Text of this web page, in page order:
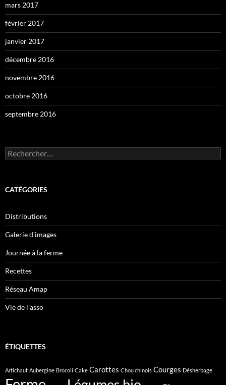
mars 2017
février 2017
janvier 2017
décembre 2016
novembre 2016
octobre 2016
septembre 2016
Rechercher :
CATÉGORIES
Distributions
Galerie d'images
Journée à la ferme
Recettes
Réseau Amap
Vie de l'asso
ÉTIQUETTES
Artichaut Aubergine Brocoli Cake Carottes Chou chinois Courges Désherbage